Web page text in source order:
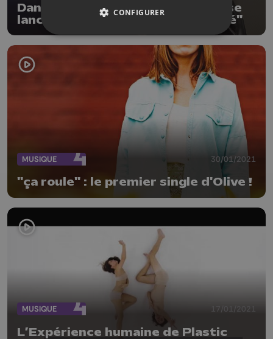
Danseuse et chorégraphe, Mona se
lance dans la musique avec "Carré"
MUSIQUE 30/01/2021
"ça roule" : le premier single d'Olive !
MUSIQUE 17/01/2021
L’Expérience humaine de Plastic
CONFIGURER